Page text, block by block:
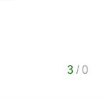
3/0